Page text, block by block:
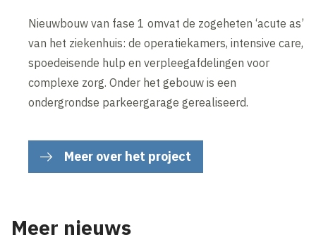
Nieuwbouw van fase 1 omvat de zogeheten ‘acute as’
van het ziekenhuis: de operatiekamers, intensive care,
spoedeisende hulp en verpleegafdelingen voor
complexe zorg. Onder het gebouw is een
ondergrondse parkeergarage gerealiseerd.
Meer over het project
Meer nieuws